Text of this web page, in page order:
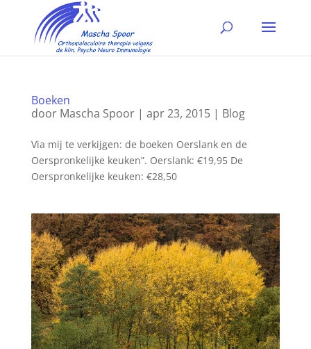
Boeken
door Mascha Spoor| apr 23, 2015| Blog
Via mij te verkijgen: de boeken Oerslank en de
Oerspronkelijke keuken”. Oerslank: €19,95 De
Oerspronkelijke keuken: €28,50